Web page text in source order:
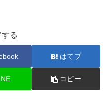
る
はてブ
コピー